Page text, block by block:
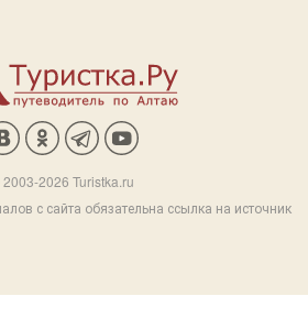
2026 Turistka.ru
с сайта обязательна ссылка на источник